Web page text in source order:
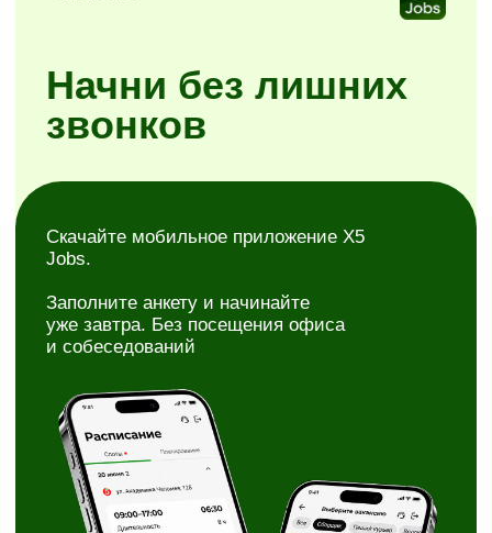
Удобные условия
Сборщик заказов в магазинах
и дарксторах «Пятёрочки»
и «Перекрёстка»
Стань частью
Доход каждую
неделю
Простые правила без
штрафов и условий
мелким шрифтом